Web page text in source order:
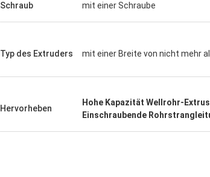
Schraub mit einer Schraube
Typ des Extruders mit einer Breite von nicht mehr
Hervorheben
Hohe Kapazität Wellrohr-
Einschraubende